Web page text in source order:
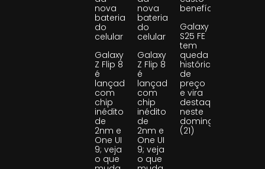
nova
bateria
do
celular
Galaxy
Z Flip 8
é
lançado
com
chip
inédito
de
2nm e
One UI
9; veja
o que
nova
bateria
do
celular
Galaxy
Z Flip 8
é
lançado
com
chip
inédito
de
2nm e
One UI
9; veja
o que
benefício
Galaxy
S25 FE
tem
queda
histórica
de
preço
e vira
destaque
neste
domingo
(21)